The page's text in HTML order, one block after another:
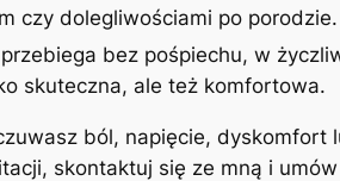
czy dolegliwościami po porodzie.
bez pośpiechu, w
skuteczna, ale też komfortowa.
ból, napięcie,
skontaktuj się ze mną i